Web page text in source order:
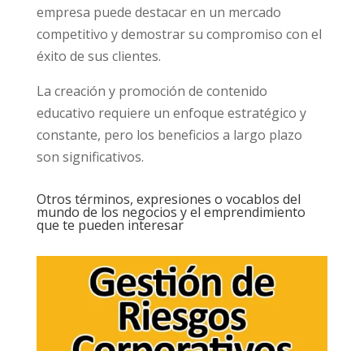
empresa puede destacar en un mercado
competitivo y demostrar su compromiso con el
éxito de sus clientes.
La creación y promoción de contenido
educativo requiere un enfoque estratégico y
constante, pero los beneficios a largo plazo
son significativos.
Otros términos, expresiones o vocablos del
mundo de los negocios y el emprendimiento
que te pueden interesar